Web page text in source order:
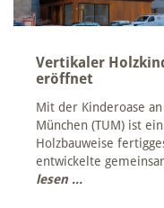
Vertikaler
eröffnet
Mit der Kinderoase
München (TUM) ist
Holzbauweise
entwickelte
lesen ...